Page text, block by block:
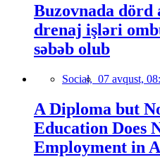
Buzovnada dörd
drenaj işləri
səbəb olub
Social, 07 avqust,
A Diploma but
Education Does
Employment in